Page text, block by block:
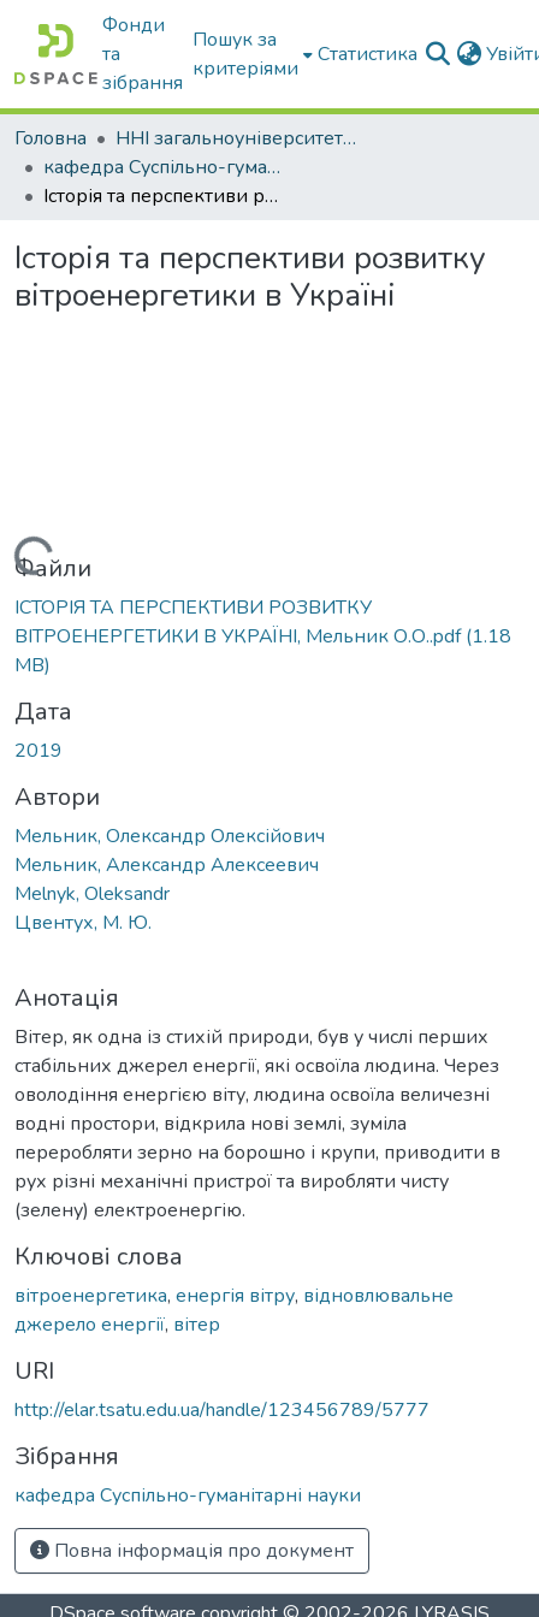
Фонди
та
зібрання
Пошук за
критеріями
Статистика
Головна
ННІ загальноуніверситетської підготовки
кафедра Суспільно-гуманітарні науки
Історія та перспективи розвитку вітроенергетики в Україні
Історія та перспективи розвитку
вітроенергетики в Україні
Вантажиться...
Файли
ІСТОРІЯ ТА ПЕРСПЕКТИВИ РОЗВИТКУ
ВІТРОЕНЕРГЕТИКИ В УКРАЇНІ, Мельник О.О..pdf(1.18
MB)
Дата
2019
Автори
Мельник, Олександр Олексійович
Мельник, Александр Алексеевич
Melnyk, Oleksandr
Цвентух, М. Ю.
Анотація
Вітер, як одна із стихій природи, був у числі перших
стабільних джерел енергії, які освоїла людина. Через
оволодіння енергією віту, людина освоїла величезні
водні простори, відкрила нові землі, зуміла
переробляти зерно на борошно і крупи, приводити в
рух різні механічні пристрої та виробляти чисту
(зелену) електроенергію.
Ключові слова
вітроенергетика, енергія вітру, відновлювальне
джерело енергії, вітер
URI
http://elar.tsatu.edu.ua/handle/123456789/5777
Зібрання
кафедра Суспільно-гуманітарні науки
Повна інформація про документ